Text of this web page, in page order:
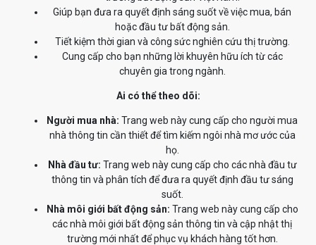
Giúp bạn đưa ra quyết định sáng suốt về việc mua, bán
hoặc đầu tư bất động sản.
Tiết kiệm thời gian và công sức nghiên cứu thị trường.
Cung cấp cho bạn những lời khuyên hữu ích từ các
chuyên gia trong ngành.
Ai có thể theo dõi:
Người mua nhà: Trang web này cung cấp cho người mua
nhà thông tin cần thiết để tìm kiếm ngôi nhà mơ ước của
họ.
Nhà đầu tư: Trang web này cung cấp cho các nhà đầu tư
thông tin và phân tích để đưa ra quyết định đầu tư sáng
suốt.
Nhà môi giới bất động sản: Trang web này cung cấp cho
các nhà môi giới bất động sản thông tin và cập nhật thị
trường mới nhất để phục vụ khách hàng tốt hơn.